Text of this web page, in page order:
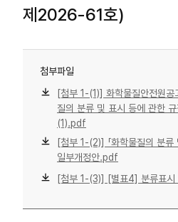
제2026-61호)
첨부파일
[첨부 1-(1)] 화학물질안전원
질의 분류 및 표시 등에 관한 규
(1).pdf
[첨부 1-(2)] 「화학물질의 분류
일부개정안.pdf
[첨부 1-(3)] [별표4] 분류표시